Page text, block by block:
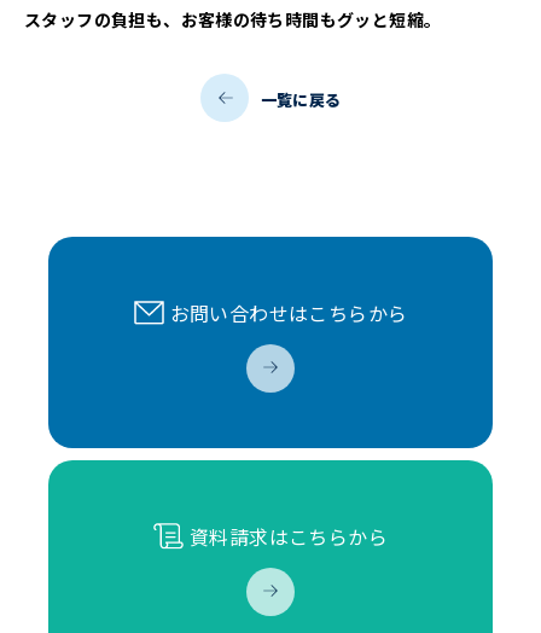
スタッフの負担も、お客様の待ち時間もグッと短縮。
一覧に戻る
お問い合わせはこちらから
資料請求はこちらから